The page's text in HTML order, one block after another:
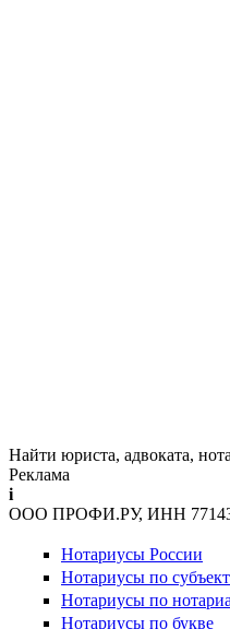
Найти юриста, адвоката,
Реклама
i
ООО ПРОФИ.РУ, ИНН
Нотариусы России
Нотариусы по
Нотариусы по
Нотариусы по букве